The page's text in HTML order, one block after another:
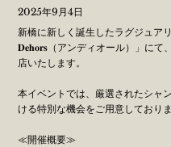
2025年9月4日
新橋に新しく誕生したラグジュア
𝐃𝐞𝐡𝐨𝐫𝐬（アンディオール）」にて
店いたします。
本イベントでは、厳選されたシャ
ける特別な機会をご用意しておりま
≪開催概要≫